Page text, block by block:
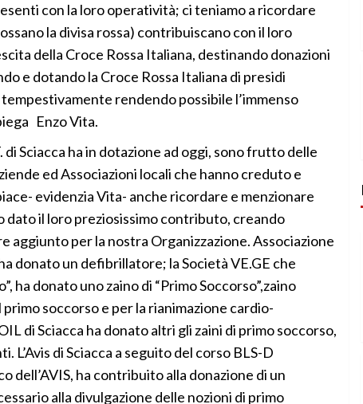
con la loro operatività; ci teniamo a ricordare
la divisa rossa) contribuiscano con il loro
della Croce Rossa Italiana, destinando donazioni
e dotando la Croce Rossa Italiana di presidi
rendendo possibile l’immenso
Enzo Vita.
di Sciacca ha in dotazione ad oggi, sono frutto delle
ed Associazioni locali che hanno creduto e
evidenzia Vita- anche ricordare e menzionare
il loro preziosissimo contributo, creando
per la nostra Organizzazione. Associazione
donato un defibrillatore; la Società VE.GE che
ha donato uno zaino di “Primo Soccorso”,zaino
soccorso e per la rianimazione cardio-
di Sciacca ha donato altri gli zaini di primo soccorso,
di Sciacca a seguito del corso BLS-D
dell’AVIS, ha contribuito alla donazione di un
alla divulgazione delle nozioni di primo